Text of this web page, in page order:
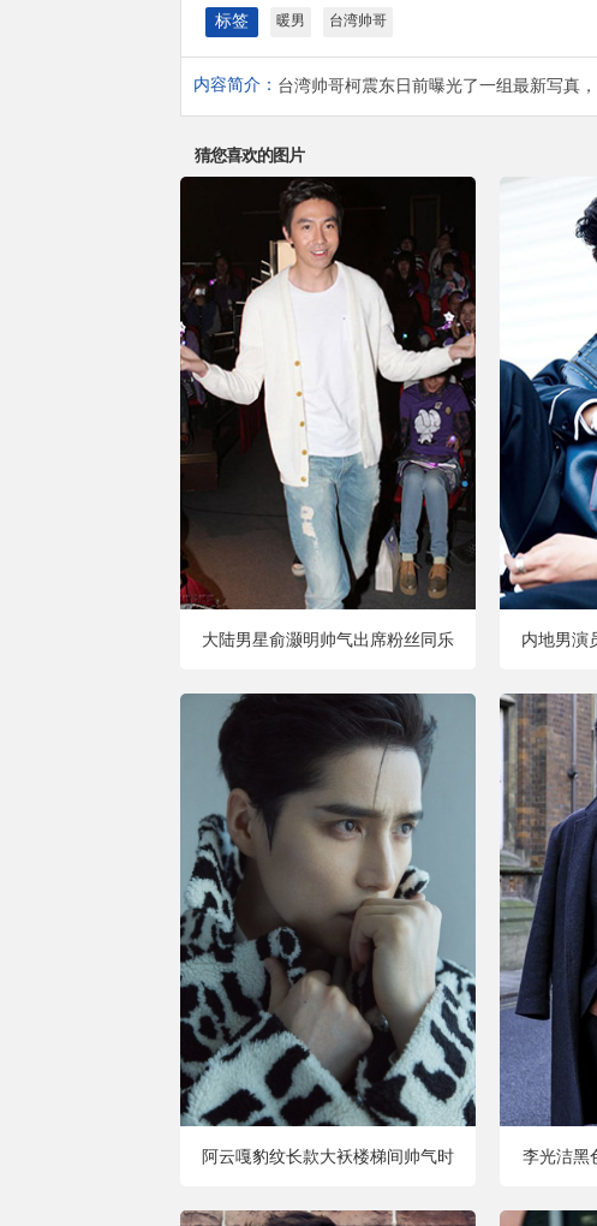
标签 暖男 台湾帅哥
内容简介： 台湾帅哥柯震东日前曝光了一组最新写真
猜您喜欢的图片
大陆男星俞灏明帅气出席粉丝同乐 内地男演
阿云嘎豹纹长款大袄楼梯间帅气时 李光洁黑